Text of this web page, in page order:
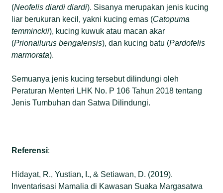
(Neofelis diardi diardi). Sisanya merupakan jenis kucing
liar berukuran kecil, yakni kucing emas (Catopuma
temminckii), kucing kuwuk atau macan akar
(Prionailurus bengalensis), dan kucing batu (Pardofelis
marmorata).
Semuanya jenis kucing tersebut dilindungi oleh
Peraturan Menteri LHK No. P 106 Tahun 2018 tentang
Jenis Tumbuhan dan Satwa Dilindungi.
Referensi:
Hidayat, R., Yustian, I., & Setiawan, D. (2019).
Inventarisasi Mamalia di Kawasan Suaka Margasatwa